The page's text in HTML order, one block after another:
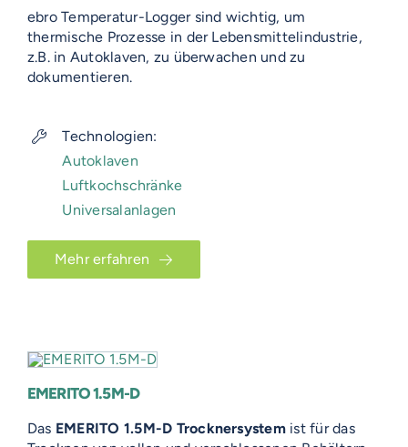
ebro Temperatur-Logger sind wichtig, um
thermische Prozesse in der Lebensmittelindustrie,
z.B. in Autoklaven, zu überwachen und zu
dokumentieren.
Technologien:
Autoklaven
Luftkochschränke
Universalanlagen
Mehr erfahren
EMERITO 1.5M-D
Das EMERITO 1.5M-D Trocknersystemist für das